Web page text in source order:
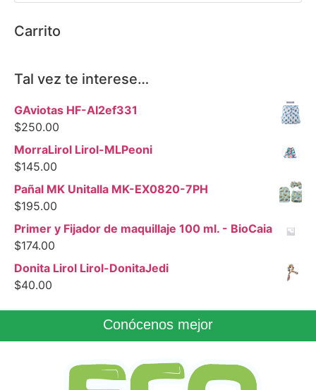
Carrito
Tal vez te interese…
GAviotas HF-AI2ef331
$250.00
MorraLirol Lirol-MLPeoni
$145.00
Pañal MK Unitalla MK-EX0820-7PH
$195.00
Primer y Fijador de maquillaje 100 ml. - BioCaia
$174.00
Donita Lirol Lirol-DonitaJedi
$40.00
Conócenos mejor